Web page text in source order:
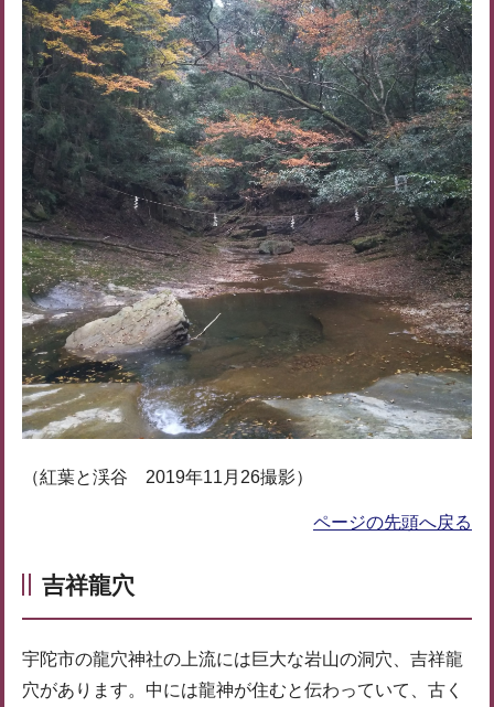
（紅葉と渓谷 2019年11月26撮影）
ページの先頭へ戻る
吉祥龍穴
宇陀市の龍穴神社の上流には巨大な岩山の洞穴、吉祥龍
穴があります。中には龍神が住むと伝わっていて、古く